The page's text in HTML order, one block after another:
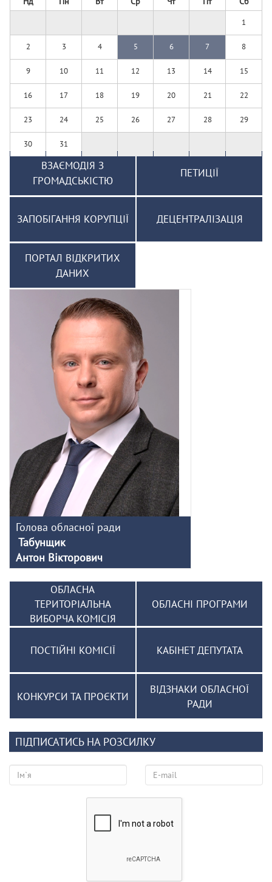
1
2 3 4 5 6 7 8
9 10 11 12 13 14 15
16 17 18 19 20 21 22
23 24 25 26 27 28 29
30 31
ВЗАЄМОДІЯ З
ГРОМАДСЬКІСТЮ
ПЕТИЦІЇ
ЗАПОБІГАННЯ КОРУПЦІЇ ДЕЦЕНТРАЛІЗАЦІЯ
ПОРТАЛ ВІДКРИТИХ
ДАНИХ
Голова обласної ради
Табунщик
Антон Вікторович
ОБЛАСНА
ТЕРИТОРІАЛЬНА
ВИБОРЧА КОМІСІЯ
ОБЛАСНІ ПРОГРАМИ
ПОСТІЙНІ КОМІСІЇ КАБІНЕТ ДЕПУТАТА
КОНКУРСИ ТА ПРОЄКТИ
ВІДЗНАКИ ОБЛАСНОЇ
РАДИ
ПІДПИСАТИСЬ НА РОЗСИЛКУ